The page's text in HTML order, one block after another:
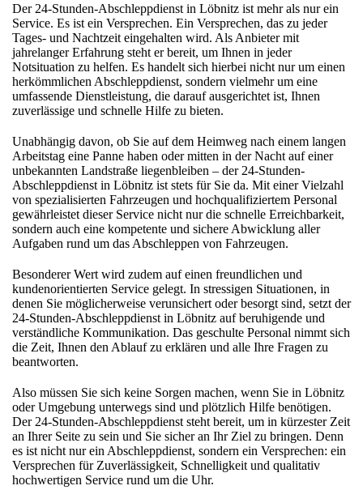
Der 24-Stunden-Abschleppdienst in Löbnitz ist mehr als nur ein
Service. Es ist ein Versprechen. Ein Versprechen, das zu jeder
Tages- und Nachtzeit eingehalten wird. Als Anbieter mit
jahrelanger Erfahrung steht er bereit, um Ihnen in jeder
Notsituation zu helfen. Es handelt sich hierbei nicht nur um einen
herkömmlichen Abschleppdienst, sondern vielmehr um eine
umfassende Dienstleistung, die darauf ausgerichtet ist, Ihnen
zuverlässige und schnelle Hilfe zu bieten.
Unabhängig davon, ob Sie auf dem Heimweg nach einem langen
Arbeitstag eine Panne haben oder mitten in der Nacht auf einer
unbekannten Landstraße liegenbleiben – der 24-Stunden-
Abschleppdienst in Löbnitz ist stets für Sie da. Mit einer Vielzahl
von spezialisierten Fahrzeugen und hochqualifiziertem Personal
gewährleistet dieser Service nicht nur die schnelle Erreichbarkeit,
sondern auch eine kompetente und sichere Abwicklung aller
Aufgaben rund um das Abschleppen von Fahrzeugen.
Besonderer Wert wird zudem auf einen freundlichen und
kundenorientierten Service gelegt. In stressigen Situationen, in
denen Sie möglicherweise verunsichert oder besorgt sind, setzt der
24-Stunden-Abschleppdienst in Löbnitz auf beruhigende und
verständliche Kommunikation. Das geschulte Personal nimmt sich
die Zeit, Ihnen den Ablauf zu erklären und alle Ihre Fragen zu
beantworten.
Also müssen Sie sich keine Sorgen machen, wenn Sie in Löbnitz
oder Umgebung unterwegs sind und plötzlich Hilfe benötigen.
Der 24-Stunden-Abschleppdienst steht bereit, um in kürzester Zeit
an Ihrer Seite zu sein und Sie sicher an Ihr Ziel zu bringen. Denn
es ist nicht nur ein Abschleppdienst, sondern ein Versprechen: ein
Versprechen für Zuverlässigkeit, Schnelligkeit und qualitativ
hochwertigen Service rund um die Uhr.